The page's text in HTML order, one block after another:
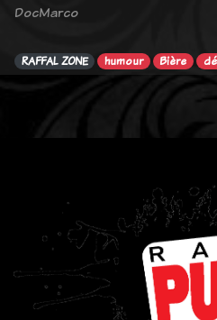
DocMarco
RAFFAL ZONE humour Bière